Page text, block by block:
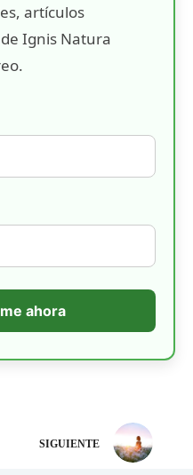
artículos
Ignis Natura
ahora
SIGUIENTE